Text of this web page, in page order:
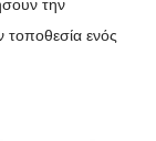
την
τοποθεσία ενός